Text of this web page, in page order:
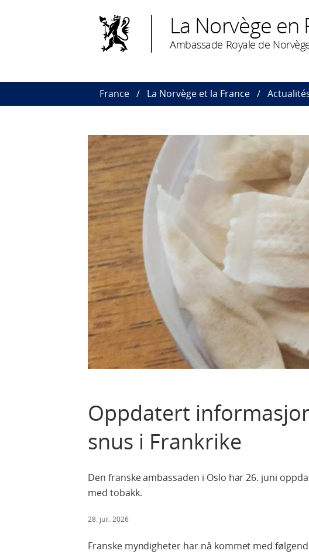
La Norvège en
Ambassade Royale de
France La Norvège et la France
Oppdatert
snus i Frankrike
Den franske ambassaden i Oslo har 26. juni
med tobakk.
28. juil. 2026
Franske myndigheter har nå kommet med